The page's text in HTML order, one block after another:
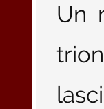
Un